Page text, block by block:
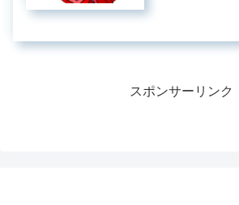
スポンサーリンク